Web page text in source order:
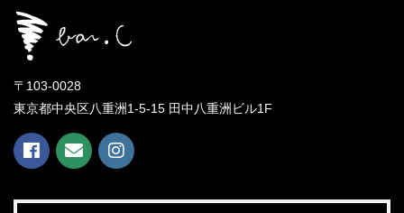
〒103-0028
東京都中央区八重洲1-5-15 田中八重洲ビル1F